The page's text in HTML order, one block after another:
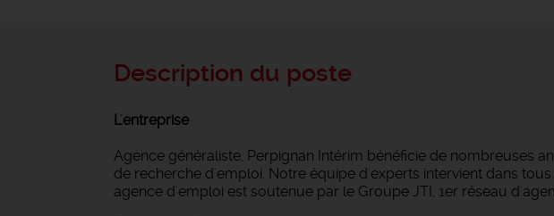
Description du poste
L'entreprise
Agence généraliste, Perpignan Intérim bénéficie de nombreuses
de recherche d'emploi. Notre équipe d'experts intervient dans
agence d'emploi est soutenue par le Groupe JTI, 1er réseau